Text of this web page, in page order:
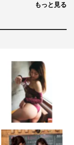
もっと見る